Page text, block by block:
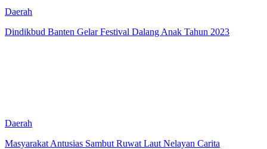
Daerah
Dindikbud Banten Gelar Festival Dalang Anak Tahun 2023
Daerah
Masyarakat Antusias Sambut Ruwat Laut Nelayan Carita